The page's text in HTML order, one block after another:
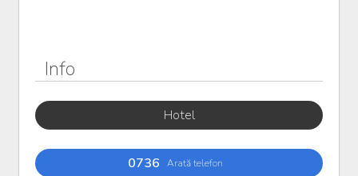
Info
Hotel
0736 Arată telefon